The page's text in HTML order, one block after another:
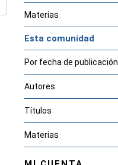
Materias
Esta comunidad
Por fecha de publicación
Autores
Títulos
Materias